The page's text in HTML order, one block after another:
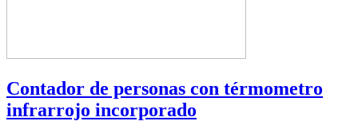
Contador de personas con térmometro
infrarrojo incorporado